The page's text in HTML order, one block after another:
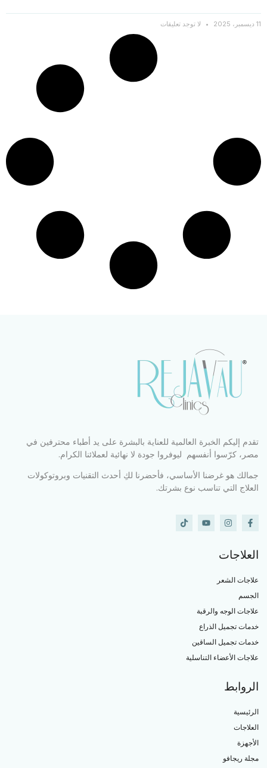
11 ديسمبر، 2025 لا توجد تعليقات
تقدم إليكم الخبرة العالمية للعناية بالبشرة على يد أطباء محترفين في
مصر، كرّسوا أنفسهم ليوفروا جودة لا نهائية لعملائنا الكرام.
جمالك هو غرضنا الأساسي، فأحضرنا لكِ أحدث التقنيات وبروتوكولات
العلاج التي تناسب نوع بشرتك.
العلاجات
علاجات الشعر
الجسم
علاجات الوجه والرقبة
خدمات تجميل الذراع
خدمات تجميل الساقين
علاجات الأعضاء التناسلية
الروابط
الرئيسية
العلاجات
الأجهزة
مجلة ريجافو